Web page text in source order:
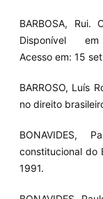
BARBOSA, Rui.
Disponível
Acesso em: 15
BARROSO, Luís
no direito
BONAVIDES,
constitucional do
1991.